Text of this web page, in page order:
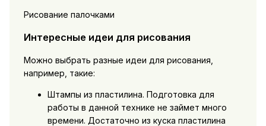
Рисование палочками
Интересные идеи для рисования
Можно выбрать разные идеи для рисования,
например, такие:
Штампы из пластилина. Подготовка для
работы в данной технике не займет много
времени. Достаточно из куска пластилина